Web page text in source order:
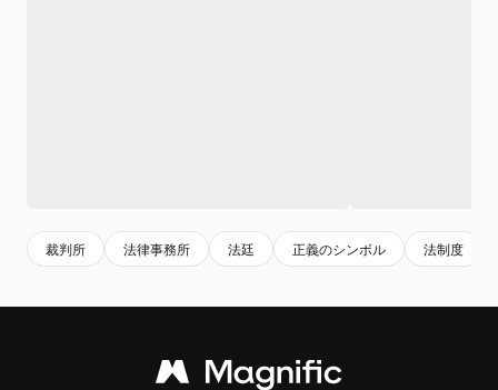
裁判所 法律事務所 法廷 正義のシンボル 法制度